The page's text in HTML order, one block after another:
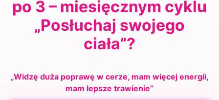
po 3 – miesięcznym cyklu
„Posłuchaj swojego
ciała”?
„Widzę duża poprawę w cerze, mam więcej energii,
mam lepsze trawienie”